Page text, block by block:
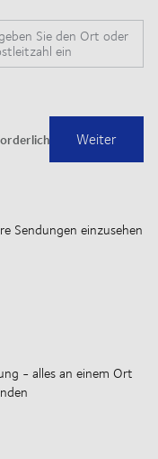
Sendungen einzusehen
- alles an einem Ort